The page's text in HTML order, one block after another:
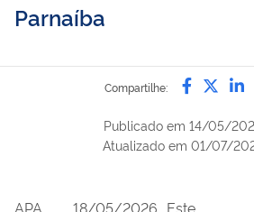
Parnaíba
Compartilhe:
Publicado em 14/05/
Atualizado em 01/07/
APA
18/05/2026 Este